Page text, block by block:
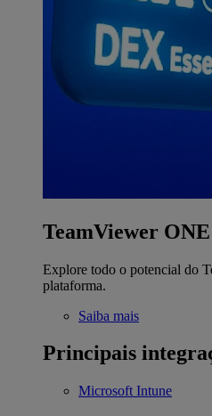
TeamViewer ONE
Explore todo o potencial do
plataforma.
Saiba mais
Principais
Microsoft Intune